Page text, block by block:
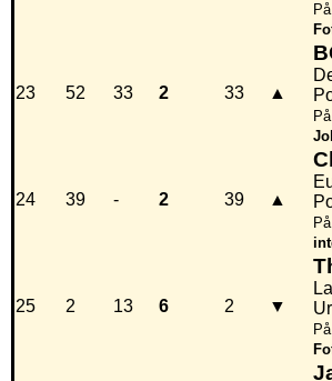
23 52 33 2 33 ▲
24 39 - 2 39 ▲
25 2 13 6 2 ▼